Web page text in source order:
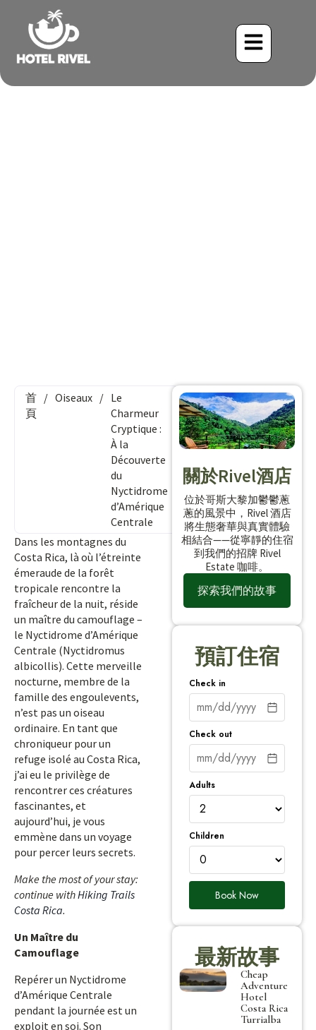
首
頁
/ Oiseaux / Le
Charmeur
Cryptique :
À la
Découverte
du
Nyctidrome
d’Amérique
Centrale
Dans les montagnes du
Costa Rica, là où l’étreinte
émeraude de la forêt
tropicale rencontre la
fraîcheur de la nuit, réside
un maître du camouflage –
le Nyctidrome d’Amérique
Centrale (Nyctidromus
albicollis). Cette merveille
nocturne, membre de la
famille des engoulevents,
n’est pas un oiseau
ordinaire. En tant que
chroniqueur pour un
refuge isolé au Costa Rica,
j’ai eu le privilège de
rencontrer ces créatures
fascinantes, et
aujourd’hui, je vous
emmène dans un voyage
pour percer leurs secrets.
Make the most of your stay:
continue withHiking Trails
Costa Rica.
Un Maître du
Camouflage
Repérer un Nyctidrome
d’Amérique Centrale
pendant la journée est un
exploit en soi. Son
關於Rivel酒店
位於哥斯大黎加鬱鬱蔥
蔥的風景中，Rivel 酒店
將生態奢華與真實體驗
相結合——從寧靜的住宿
到我們的招牌 Rivel
Estate 咖啡。
探索我們的故事
預訂住宿
Check in
Check out
Adults
Children
Book Now
最新故事
Cheap
Adventure
Hotel
Costa Rica
Turrialba